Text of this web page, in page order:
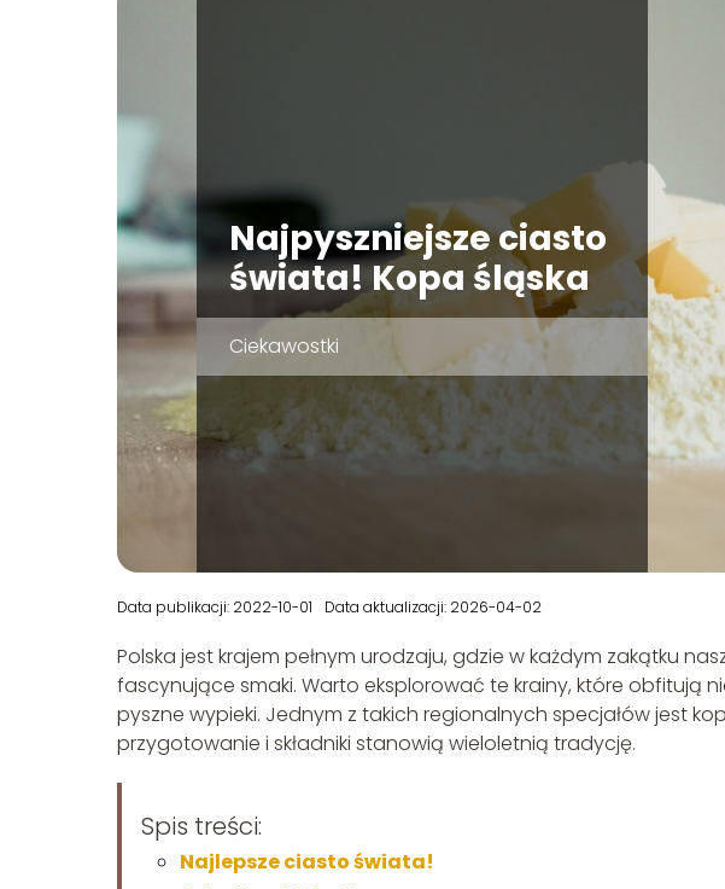
Najpyszniejsze ciasto
świata! Kopa śląska
Ciekawostki
Data publikacji: 2022-10-01 Data aktualizacji: 2026-04-02
Polska jest krajem pełnym urodzaju, gdzie w każdym zakątku
fascynujące smaki. Warto eksplorować te krainy, które obfitują
pyszne wypieki. Jednym z takich regionalnych specjałów jest
przygotowanie i składniki stanowią wieloletnią tradycję.
Spis treści:
Najlepsze ciasto świata!